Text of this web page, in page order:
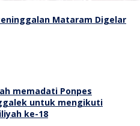
Mataram Digelar